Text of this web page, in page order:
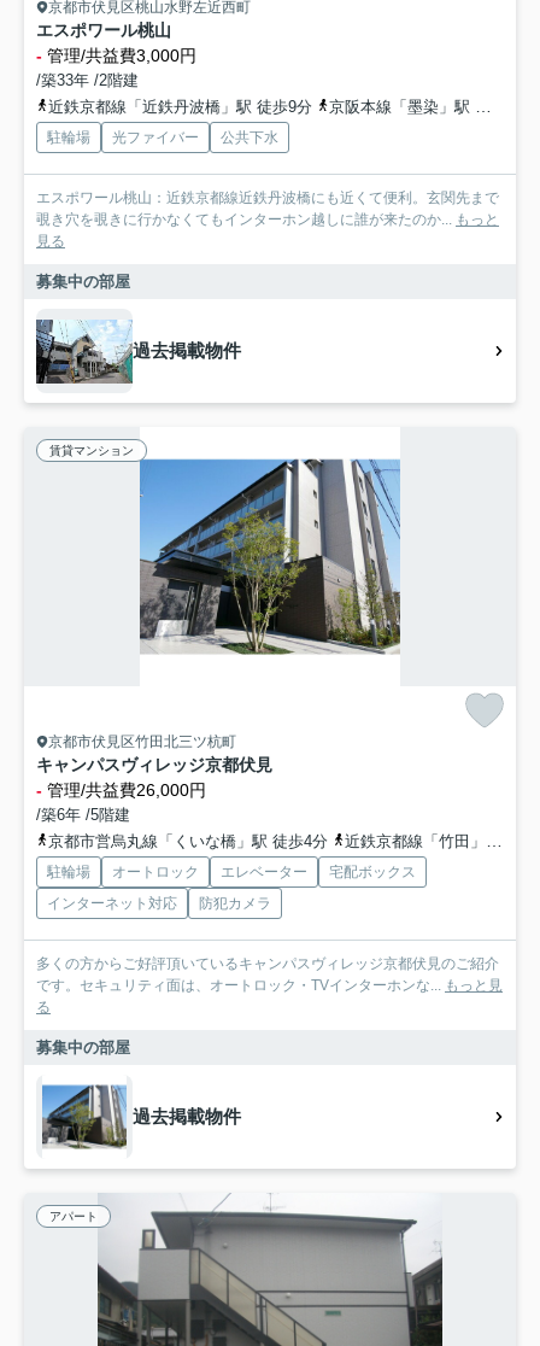
京都市伏見区桃山水野左近西町
エスポワール桃山
- 管理/共益費3,000円
/築33年 /2階建
近鉄京都線「近鉄丹波橋」駅 徒歩9分
京阪本線「墨染」駅 徒歩8分
駐輪場 光ファイバー 公共下水
エスポワール桃山：近鉄京都線近鉄丹波橋にも近くて便利。玄関先まで
覗き穴を覗きに行かなくてもインターホン越しに誰が来たのか... もっと
見る
募集中の部屋
過去掲載物件
賃貸マンション
京都市伏見区竹田北三ツ杭町
キャンパスヴィレッジ京都伏見
- 管理/共益費26,000円
/築6年 /5階建
京都市営烏丸線「くいな橋」駅 徒歩4分
近鉄京都線「竹田」駅 徒歩7分
駐輪場 オートロック エレベーター
宅配ボックス
インターネット対応
防犯カメラ
多くの方からご好評頂いているキャンパスヴィレッジ京都伏見のご紹介
です。セキュリティ面は、オートロック・TVインターホンな... もっと見
る
募集中の部屋
過去掲載物件
アパート